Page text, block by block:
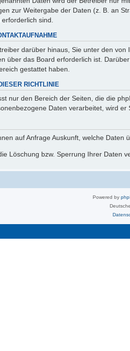
zur Weitergabe der Daten (z. B. an
sind.
darüber hinaus, Sie unter den
über das Board erforderlich ist.
gestattet haben.
RICHTLINIE
nur den Bereich der Seiten, die die
Daten verarbeitet, wird
auf Anfrage Auskunft, welche Daten
Löschung bzw. Sperrung Ihrer Daten
Powered by